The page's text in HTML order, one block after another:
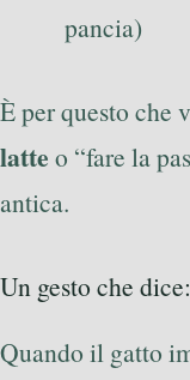
pancia)
È per questo che
latte o “fare la
antica.
Un gesto che
Quando il gatto